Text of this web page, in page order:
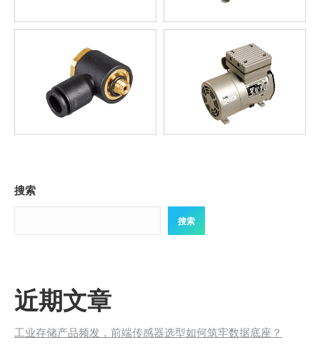
搜索
搜索
近期文章
工业存储产品频发，前端传感器选型如何筑牢数据底座？